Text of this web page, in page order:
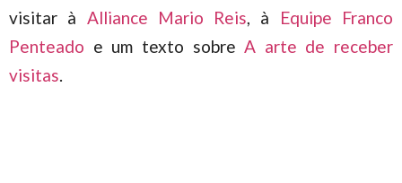
visitar à Alliance Mario Reis, à Equipe Franco
Penteado e um texto sobreA arte de receber
visitas.